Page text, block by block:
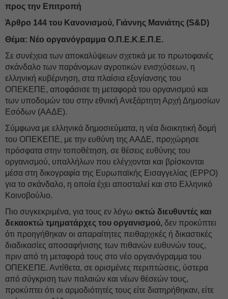
προς την Επιτροπή
Άρθρο 144 του Κανονισμού, Γιάννης Μανιάτης (S&D)
Θέμα: Νέο οργανόγραμμα Ο.Π.Ε.Κ.Ε.Π.Ε.
Σε συνέχεια των αποκαλύψεων σχετικά με το πρωτοφανές
σκάνδαλο των παράνομων αγροτικών ενισχύσεων, η
ελληνική κυβέρνηση, στα πλαίσια εξυγίανσης του
ΟΠΕΚΕΠΕ, αποφάσισε τη μεταφορά του οργανισμού και
των υποδομών του στην εθνική Ανεξάρτητη Αρχή Δημοσίων
Εσόδων (ΑΑΔΕ).
Σύμφωνα με ελληνικά δημοσιεύματα, η νέα διοικητική δομή
του ΟΠΕΚΕΠΕ, με την ευθύνη της ΑΑΔΕ, προχώρησε
πρόσφατα στην τοποθέτηση, σε θέσεις ευθύνης του
οργανισμού, υπαλλήλων που ελέγχονται και βρίσκονται
μέσα στη δικογραφία της Ευρωπαϊκής Εισαγγελίας (EPPO)
για το σκάνδαλο, η οποία έχει αποσταλεί και στο Ελληνικό
Κοινοβούλιο.
Πιο συγκεκριμένα, για τους εν λόγω οκτώ διευθυντές και
δεκαοκτώ τμηματάρχες του οργανισμού, δεν προκύπτει
ότι προηγήθηκαν οι απαραίτητες πειθαρχικές ή δικαστικές
διαδικασίες αποσαφήνισης των πιθανών ευθυνών τους,
πριν από τη μεταφορά τους στο νέο οργανόγραμμα του
ΟΠΕΚΕΠΕ. Αντίθετα, σε ορισμένες περιπτώσεις, ύστερα
από σύγκριση των παλαιών και νέων θέσεών τους,
προκύπτει ότι οι αρμοδιότητές τους είτε διατηρήθηκαν, είτε